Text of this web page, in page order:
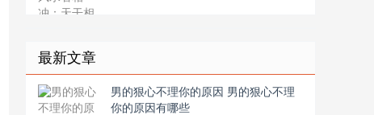
最新文章
男的狠心不理你的原因 男的狠心不理
你的原因有哪些